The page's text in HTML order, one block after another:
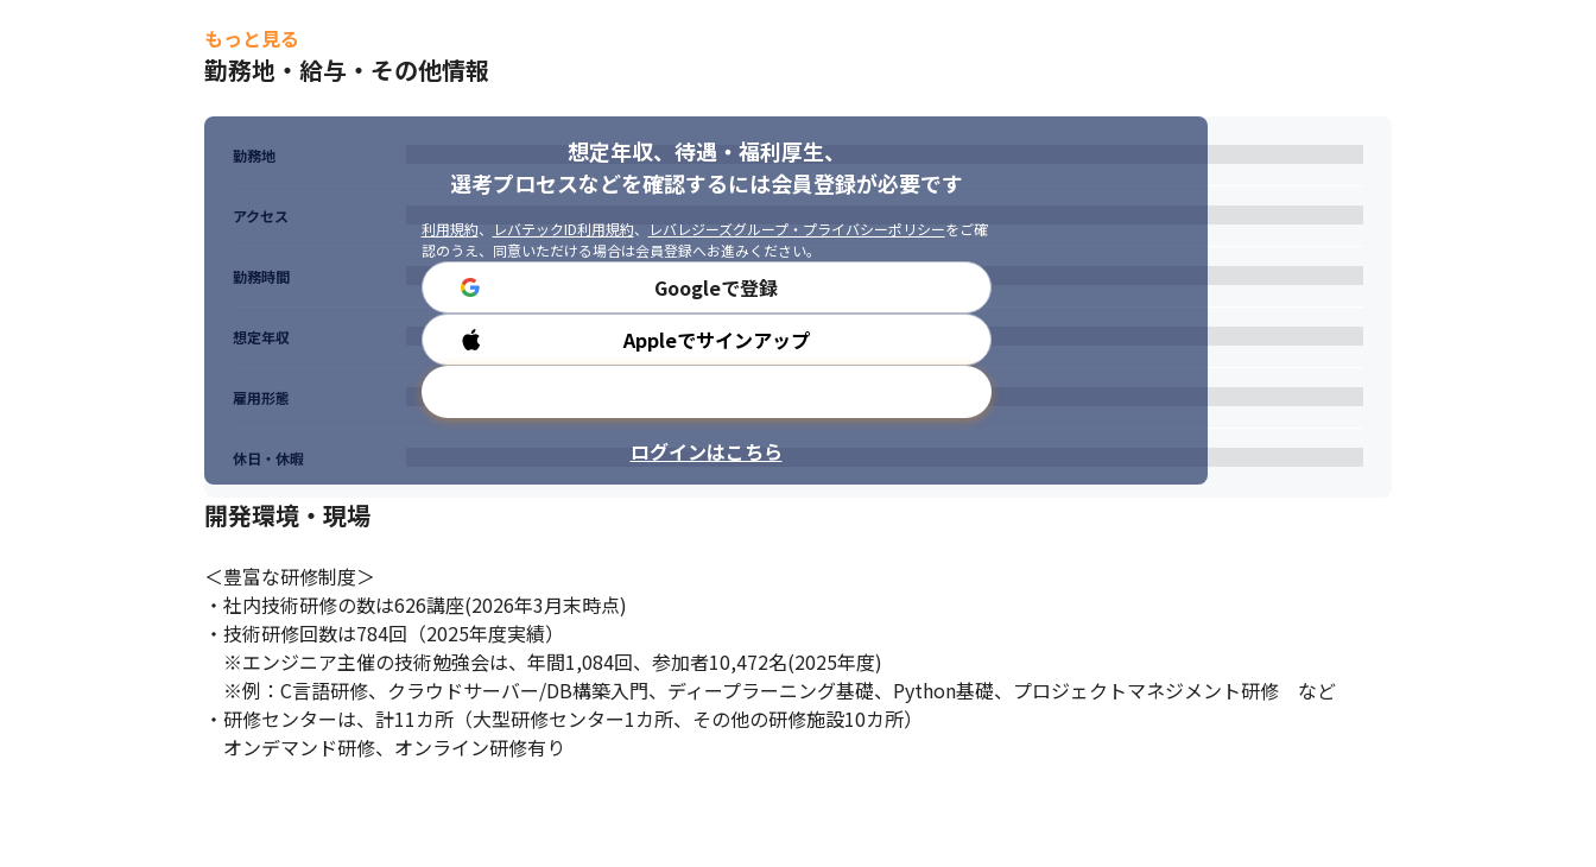
もっと見る
勤務地・給与・その他情報
想定年収、待遇・福利厚生、
選考プロセスなどを確認するには会員登録が必要です
利用規約、 レバテックID利用規約、 レバレジーズグループ・プライバシーポリシーをご確
認のうえ、同意いただける場合は会員登録へお進みください。
Googleで登録
Appleでサインアップ
ログインはこちら
勤務地
アクセス
勤務時間
想定年収
雇用形態
休日・休暇
開発環境・現場
＜豊富な研修制度＞
・社内技術研修の数は626講座(2026年3月末時点)
・技術研修回数は784回（2025年度実績）
※エンジニア主催の技術勉強会は、年間1,084回、参加者10,472名(2025年度)
※例：C言語研修、クラウドサーバー/DB構築入門、ディープラーニング基礎、Python基礎、プロジェクトマネジメント研修　など
・研修センターは、計11カ所（大型研修センター1カ所、その他の研修施設10カ所）
オンデマンド研修、オンライン研修有り